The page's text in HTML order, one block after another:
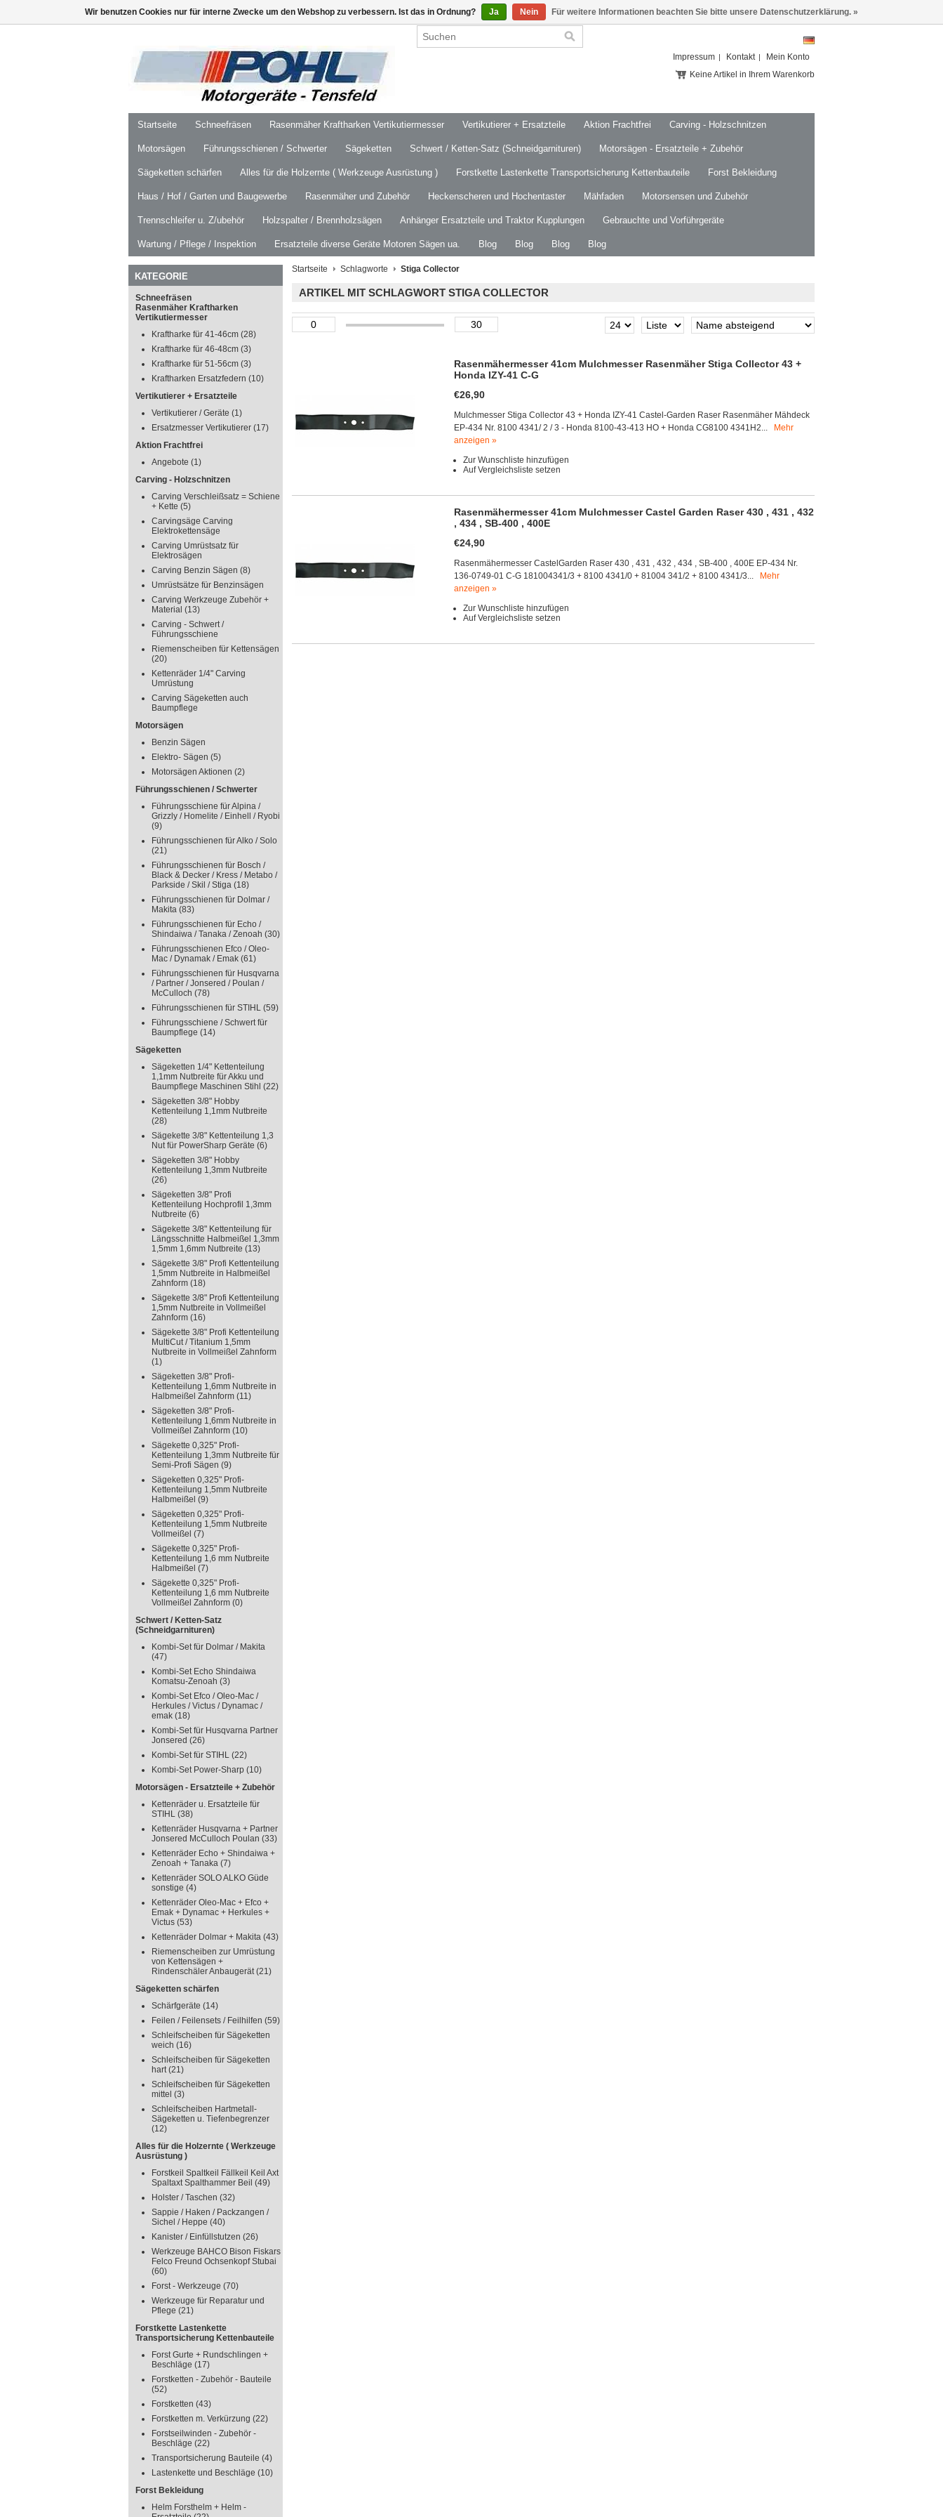
Impressum Kontakt
Mein Konto
Keine Artikel in Ihrem Warenkorb
Startseite Schneefräsen Rasenmäher Kraftharken Vertikutiermesser Vertikutierer + Ersatzteile Aktion Frachtfrei Carving - Holzschnitzen
Motorsägen Führungsschienen / Schwerter Sägeketten Schwert / Ketten-Satz (Schneidgarnituren) Motorsägen - Ersatzteile + Zubehör
Sägeketten schärfen Alles für die Holzernte ( Werkzeuge Ausrüstung ) Forstkette Lastenkette Transportsicherung Kettenbauteile Forst Bekleidung
Haus / Hof / Garten und Baugewerbe Rasenmäher und Zubehör Heckenscheren und Hochentaster Mähfaden Motorsensen und Zubehör
Trennschleifer u. Z/ubehör Holzspalter / Brennholzsägen Anhänger Ersatzteile und Traktor Kupplungen Gebrauchte und Vorführgeräte
Wartung / Pflege / Inspektion Ersatzteile diverse Geräte Motoren Sägen ua. Blog Blog Blog Blog
KATEGORIE
Schneefräsen
Rasenmäher Kraftharken
Vertikutiermesser
Kraftharke für 41-46cm (28)
Kraftharke für 46-48cm (3)
Kraftharke für 51-56cm (3)
Kraftharken Ersatzfedern (10)
Vertikutierer + Ersatzteile
Vertikutierer / Geräte (1)
Ersatzmesser Vertikutierer (17)
Aktion Frachtfrei
Angebote (1)
Carving - Holzschnitzen
Carving Verschleißsatz = Schiene
+ Kette (5)
Carvingsäge Carving
Elektrokettensäge
Carving Umrüstsatz für
Elektrosägen
Carving Benzin Sägen (8)
Umrüstsätze für Benzinsägen
Carving Werkzeuge Zubehör +
Material (13)
Carving - Schwert /
Führungsschiene
Riemenscheiben für Kettensägen
(20)
Kettenräder 1/4" Carving
Umrüstung
Carving Sägeketten auch
Baumpflege
Motorsägen
Benzin Sägen
Elektro- Sägen (5)
Motorsägen Aktionen (2)
Führungsschienen / Schwerter
Führungsschiene für Alpina /
Grizzly / Homelite / Einhell / Ryobi
(9)
Führungsschienen für Alko / Solo
(21)
Führungsschienen für Bosch /
Black & Decker / Kress / Metabo /
Parkside / Skil / Stiga (18)
Führungsschienen für Dolmar /
Makita (83)
Führungsschienen für Echo /
Shindaiwa / Tanaka / Zenoah (30)
Führungsschienen Efco / Oleo-
Mac / Dynamak / Emak (61)
Führungsschienen für Husqvarna
/ Partner / Jonsered / Poulan /
McCulloch (78)
Führungsschienen für STIHL (59)
Führungsschiene / Schwert für
Baumpflege (14)
Sägeketten
Sägeketten 1/4" Kettenteilung
1,1mm Nutbreite für Akku und
Baumpflege Maschinen Stihl (22)
Sägeketten 3/8" Hobby
Kettenteilung 1,1mm Nutbreite
(28)
Sägekette 3/8" Kettenteilung 1,3
Nut für PowerSharp Geräte (6)
Sägeketten 3/8" Hobby
Kettenteilung 1,3mm Nutbreite
(26)
Sägeketten 3/8" Profi
Kettenteilung Hochprofil 1,3mm
Nutbreite (6)
Sägekette 3/8" Kettenteilung für
Längsschnitte Halbmeißel 1,3mm
1,5mm 1,6mm Nutbreite (13)
Sägekette 3/8" Profi Kettenteilung
1,5mm Nutbreite in Halbmeißel
Zahnform (18)
Sägekette 3/8" Profi Kettenteilung
1,5mm Nutbreite in Vollmeißel
Zahnform (16)
Sägekette 3/8" Profi Kettenteilung
MultiCut / Titanium 1,5mm
Nutbreite in Vollmeißel Zahnform
(1)
Sägeketten 3/8" Profi-
Kettenteilung 1,6mm Nutbreite in
Halbmeißel Zahnform (11)
Sägeketten 3/8" Profi-
Kettenteilung 1,6mm Nutbreite in
Vollmeißel Zahnform (10)
Sägekette 0,325" Profi-
Kettenteilung 1,3mm Nutbreite für
Semi-Profi Sägen (9)
Sägeketten 0,325" Profi-
Kettenteilung 1,5mm Nutbreite
Halbmeißel (9)
Sägeketten 0,325" Profi-
Kettenteilung 1,5mm Nutbreite
Vollmeißel (7)
Sägekette 0,325" Profi-
Kettenteilung 1,6 mm Nutbreite
Halbmeißel (7)
Sägekette 0,325" Profi-
Kettenteilung 1,6 mm Nutbreite
Vollmeißel Zahnform (0)
Schwert / Ketten-Satz
(Schneidgarnituren)
Kombi-Set für Dolmar / Makita
(47)
Kombi-Set Echo Shindaiwa
Komatsu-Zenoah (3)
Kombi-Set Efco / Oleo-Mac /
Herkules / Victus / Dynamac /
emak (18)
Kombi-Set für Husqvarna Partner
Jonsered (26)
Kombi-Set für STIHL (22)
Kombi-Set Power-Sharp (10)
Motorsägen - Ersatzteile + Zubehör
Kettenräder u. Ersatzteile für
STIHL (38)
Kettenräder Husqvarna + Partner
Jonsered McCulloch Poulan (33)
Kettenräder Echo + Shindaiwa +
Zenoah + Tanaka (7)
Kettenräder SOLO ALKO Güde
sonstige (4)
Kettenräder Oleo-Mac + Efco +
Emak + Dynamac + Herkules +
Victus (53)
Kettenräder Dolmar + Makita (43)
Riemenscheiben zur Umrüstung
von Kettensägen +
Rindenschäler Anbaugerät(21)
Sägeketten schärfen
Schärfgeräte (14)
Feilen / Feilensets / Feilhilfen (59)
Schleifscheiben für Sägeketten
weich (16)
Schleifscheiben für Sägeketten
hart(21)
Schleifscheiben für Sägeketten
mittel (3)
Schleifscheiben Hartmetall-
Sägeketten u. Tiefenbegrenzer
(12)
Alles für die Holzernte ( Werkzeuge
Ausrüstung )
Forstkeil Spaltkeil Fällkeil Keil Axt
Spaltaxt Spalthammer Beil (49)
Holster / Taschen (32)
Sappie / Haken / Packzangen /
Sichel / Heppe (40)
Kanister / Einfüllstutzen (26)
Werkzeuge BAHCO Bison Fiskars
Felco Freund Ochsenkopf Stubai
(60)
Forst - Werkzeuge (70)
Werkzeuge für Reparatur und
Pflege (21)
Forstkette Lastenkette
Transportsicherung Kettenbauteile
Forst Gurte + Rundschlingen +
Beschläge (17)
Forstketten - Zubehör - Bauteile
(52)
Forstketten (43)
Forstketten m. Verkürzung (22)
Forstseilwinden - Zubehör -
Beschläge (22)
Transportsicherung Bauteile (4)
Lastenkette und Beschläge (10)
Forst Bekleidung
Helm Forsthelm + Helm -
Startseite Schlagworte Stiga Collector
ARTIKEL MIT SCHLAGWORT STIGA COLLECTOR
Rasenmähermesser 41cm Mulchmesser Rasenmäher Stiga Collector 43 +
Honda IZY-41 C-G
€26,90
Mulchmesser Stiga Collector 43 + Honda IZY-41 Castel-Garden Raser Rasenmäher Mähdeck
EP-434 Nr. 8100 4341/ 2 / 3 - Honda 8100-43-413 HO + Honda CG8100 4341H2...
Mehr
anzeigen »
Zur Wunschliste hinzufügen
Auf Vergleichsliste setzen
Rasenmähermesser 41cm Mulchmesser Castel Garden Raser 430 , 431 , 432
, 434 , SB-400 , 400E
€24,90
Rasenmähermesser CastelGarden Raser 430 , 431 , 432 , 434 , SB-400 , 400E EP-434 Nr.
136-0749-01 C-G 181004341/3 + 8100 4341/0 + 81004 341/2 + 8100 4341/3...
Mehr
anzeigen »
Zur Wunschliste hinzufügen
Auf Vergleichsliste setzen
Wir benutzen Cookies nur für interne Zwecke um den Webshop zu verbessern. Ist das in Ordnung? Ja Nein Für weitere Informationen beachten Sie bitte unsere Datenschutzerklärung. »